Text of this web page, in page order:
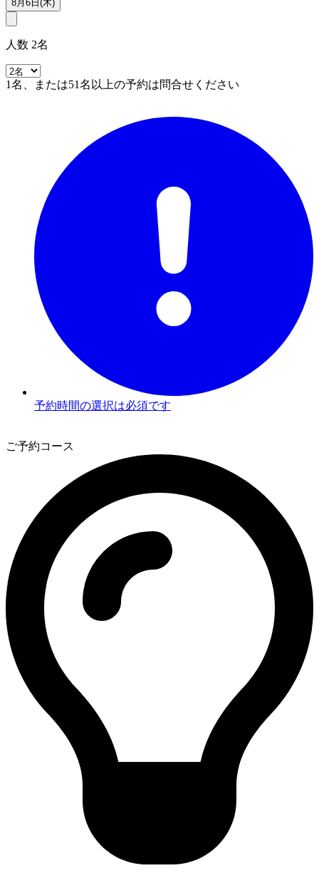
8月6日(木)
人数 2名
1名、または51名以上の予約は問合せください
予約時間の選択は必須です
ご予約コース